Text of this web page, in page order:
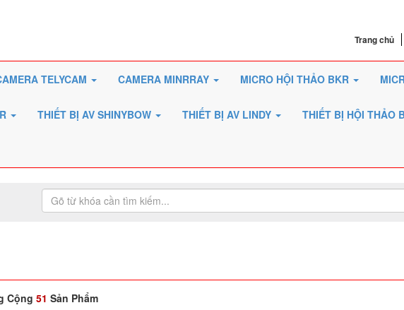
Trang chủ
TELYCAM CAMERA MINRRAY MICRO HỘI THẢO BKR
THIẾT BỊ AV SHINYBOW THIẾT BỊ AV LINDY THIẾT BỊ HỘI THẢO
Cộng 51 Sản Phẩm